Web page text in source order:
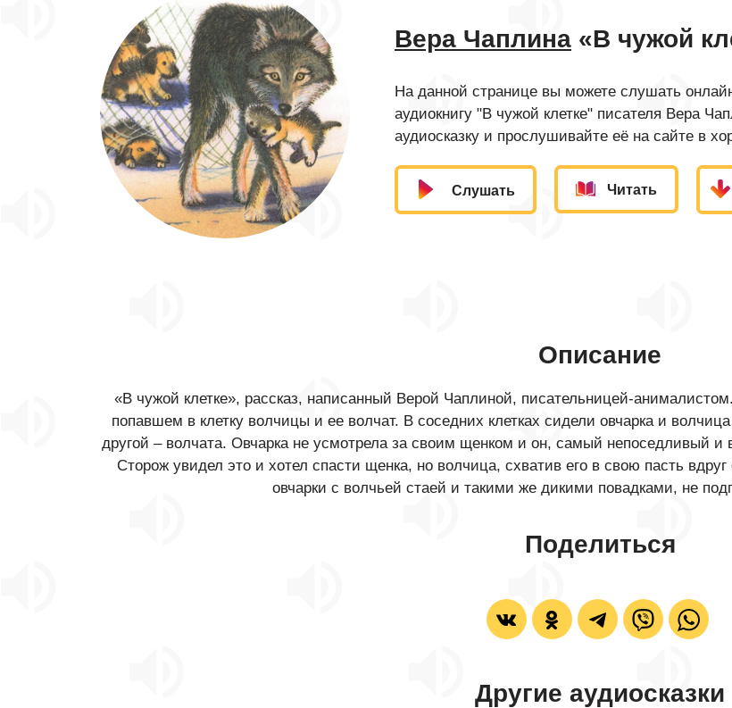
Вера Чаплина «В чужой
На данной странице вы можете слушать
аудиокнигу "В чужой клетке" писателя Вера
аудиосказку и прослушивайте её на сайте в
Слушать Читать
Описание
«В чужой клетке», рассказ, написанный Верой Чаплиной, писательницей-
попавшем в клетку волчицы и ее волчат. В соседних клетках сидели овчарка и
другой – волчата. Овчарка не усмотрела за своим щенком и он, самый непоседливый
Сторож увидел это и хотел спасти щенка, но волчица, схватив его в свою пасть
овчарки с волчьей стаей и такими же дикими повадками, не
Поделиться
Другие аудиосказки